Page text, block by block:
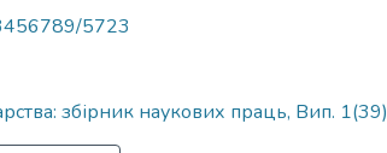
5723
збірник наукових праць, Вип. 1(39)